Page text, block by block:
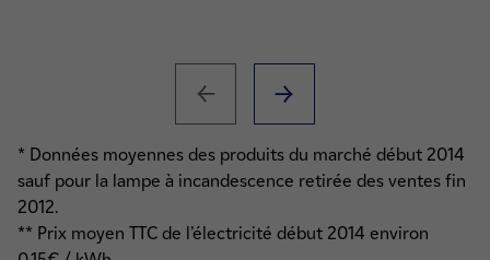
* Données moyennes des produits du marché début 2014
sauf pour la lampe à incandescence retirée des ventes fin
2012.
** Prix moyen TTC de l’électricité début 2014 environ